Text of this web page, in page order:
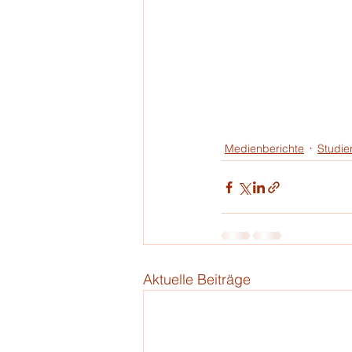
Medienberichte
Aktuelle Beiträge